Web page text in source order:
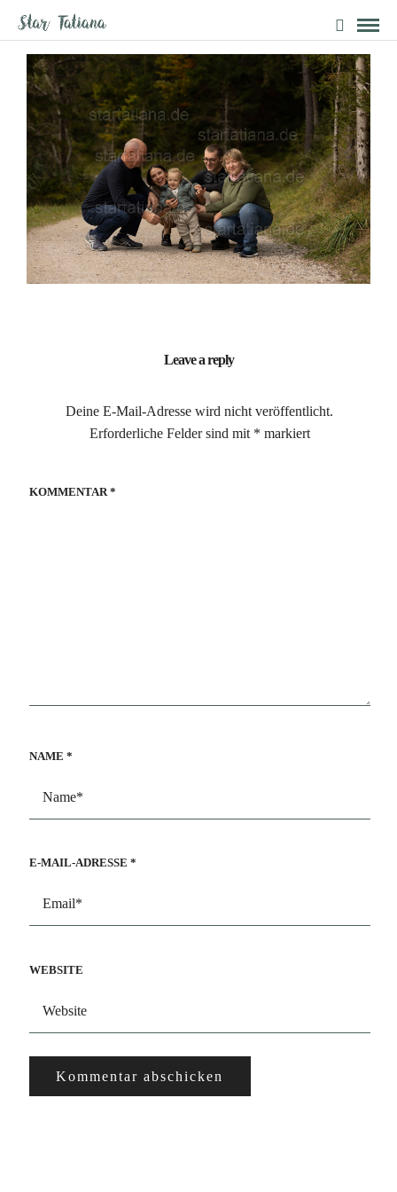
Leave a reply
Deine E-Mail-Adresse wird nicht veröffentlicht.
Erforderliche Felder sind mit * markiert
KOMMENTAR*
NAME *
E-MAIL-ADRESSE *
WEBSITE